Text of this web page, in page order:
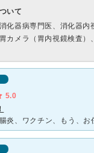
いて
消化器病専門医、消化器内
胃カメラ（胃内視鏡検査）
5.0